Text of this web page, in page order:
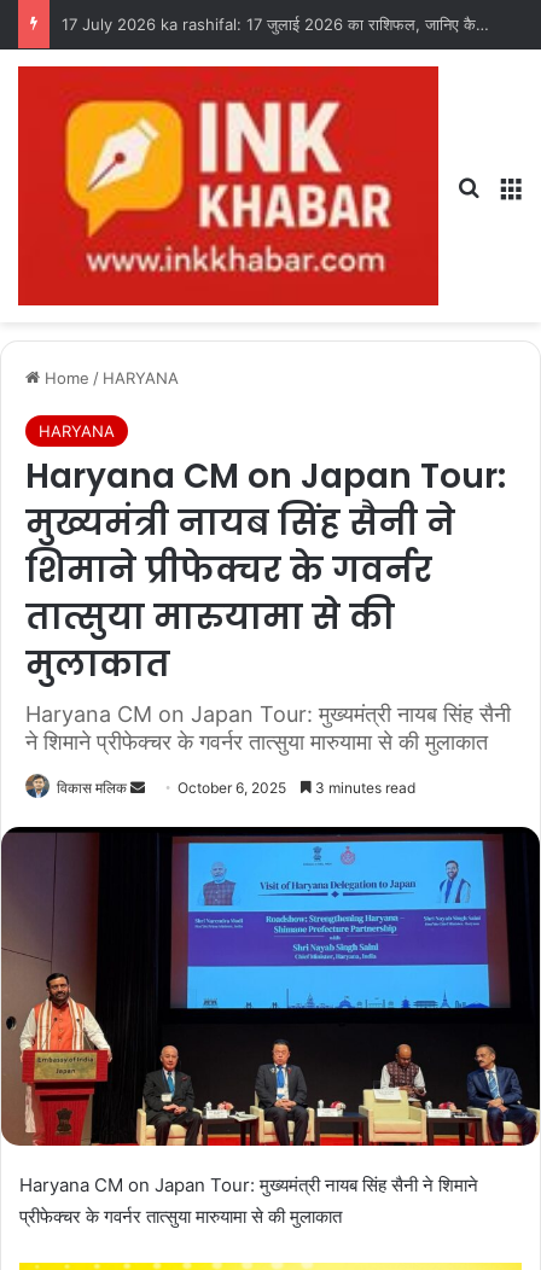
History of 17 July: 17 जुलाई का इतिहास, जानिए आज की महत्त्वपूर्ण घटनाएँ
Home / HARYANA
HARYANA
Haryana CM on Japan Tour:
मुख्यमंत्री नायब सिंह सैनी ने
शिमाने प्रीफेक्चर के गवर्नर
तात्सुया मारुयामा से की
मुलाकात
Haryana CM on Japan Tour: मुख्यमंत्री नायब सिंह सैनी
ने शिमाने प्रीफेक्चर के गवर्नर तात्सुया मारुयामा से की मुलाकात
विकास मलिक
l
October 6, 2025 3 minutes read
Haryana CM on Japan Tour: मुख्यमंत्री नायब सिंह सैनी ने शिमाने
प्रीफेक्चर के गवर्नर तात्सुया मारुयामा से की मुलाकात